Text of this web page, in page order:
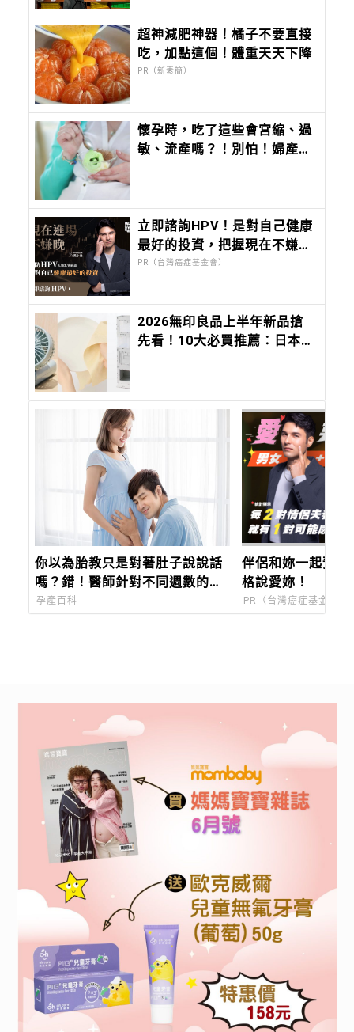
超神減肥神器！橘子不要直接
吃，加點這個！體重天天下降
PR（新素簡）
懷孕時，吃了這些會宮縮、過
敏、流產嗎？！別怕！婦產科
立即諮詢HPV！是對自己健康
最好的投資，把握現在不嫌
晚！
PR（台灣癌症基金會）
2026無印良品上半年新品搶
先看！10大必買推薦：日本缺
你以為胎教只是對著肚子說說話
嗎？錯！醫師針對不同週數的胎
兒，給出不同的胎教，顛覆你對
孕產百科
伴侶和妳一起預防
格說愛妳！
PR（台灣癌症基金會）